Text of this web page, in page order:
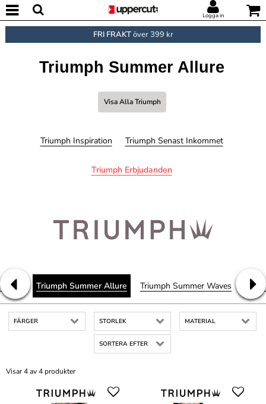
Logga in
FRI FRAKTöver 399 kr
Triumph Summer Allure
Visa Alla Triumph
Triumph Inspiration Triumph Senast Inkommet
Triumph Erbjudanden
Triumph Summer Allure Triumph Summer Waves
FÄRGER STORLEK MATERIAL
SORTERA EFTER
Visar 4 av 4 produkter